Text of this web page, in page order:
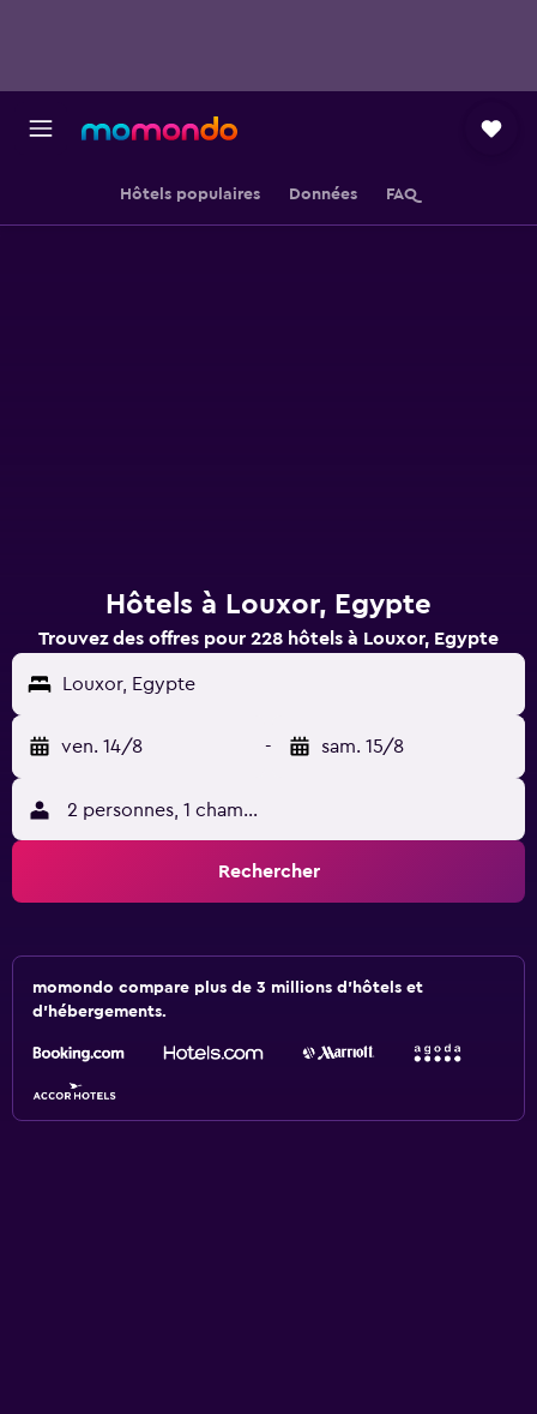
Hôtels populaires Données FAQ
Hôtels à Louxor, Egypte
Trouvez des offres pour 228 hôtels à Louxor, Egypte
Louxor, Egypte
ven. 14/8 - sam. 15/8
2 personnes, 1 chambre
Rechercher
momondo compare plus de 3 millions d'hôtels et
d'hébergements.